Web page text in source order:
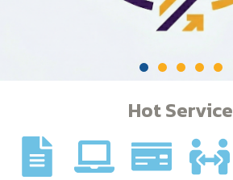
Hot Service